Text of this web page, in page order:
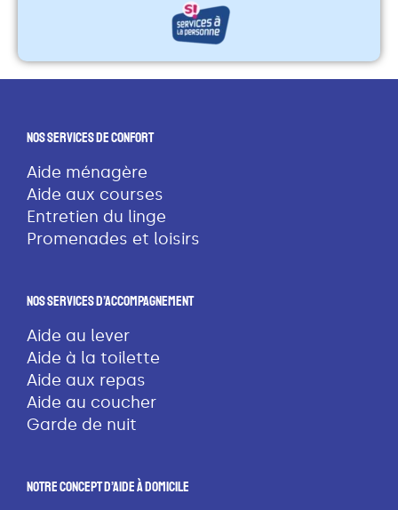
Nos Services De Confort
Aide ménagère
Aide aux courses
Entretien du linge
Promenades et loisirs
Nos Services D’accompagnement
Aide au lever
Aide à la toilette
Aide aux repas
Aide au coucher
Garde de nuit
Notre Concept D’aide À Domicile